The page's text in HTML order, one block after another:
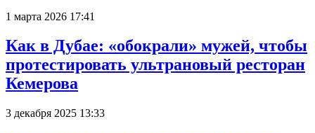
1 марта 2026 17:41
Как в Дубае: «обокрали» мужей, чтобы
протестировать ультрановый ресторан
Кемерова
3 декабря 2025 13:33